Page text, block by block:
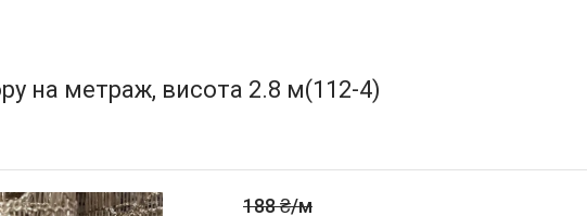
на метраж, висота 2.8 м(112-4)
188 ₴/м